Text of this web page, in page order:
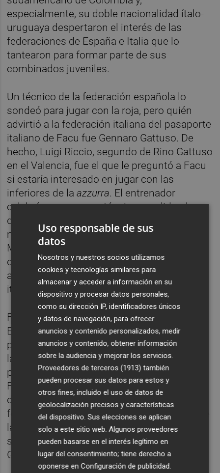
especialmente, su doble nacionalidad ítalo-
uruguaya despertaron el interés de las
federaciones de España e Italia que lo
tantearon para formar parte de sus
combinados juveniles.
Un técnico de la federación española lo
sondeó para jugar con la roja, pero quién
advirtió a la federación italiana del pasaporte
italiano de Facu fue Gennaro Gattuso. De
hecho, Luigi Riccio, segundo de Rino Gattuso
en el Valencia, fue el que le preguntó a Facu
si estaría interesado en jugar con las
inferiores de laazzurra. El entrenador
calabrés y su cuerpo técnico condideraban
que Facu todavía no estaba listo para jugar
minutos de calidad en el primer equipo de
Mestalla, pero, en cambio, advirtieron en el
defensor el potencial suficiente como para
aconsejar su incorporación a la federación
italiana.
Facu se mantuvo firme y, pese a que llegó a
España a los tres años, eligió jugar en su
país de nacimiento, decisión que contentó a
la Federación uruguaya, que, extrañada,
preguntó a la familia del jugador porqué
Facu no había aparecido en el primer equipo
del Valencia. Esa pregunta también se
formula en los mentideros de Paterna desde
la participación del defensor en el último
sudamericano sub-20. Cuentan que a
Gattuso le gustaba y que a Baraja también.
Uso responsable de sus
datos
Nosotros y nuestros socios utilizamos
cookies y tecnologías similares para
almacenar y acceder a información en su
dispositivo y procesar datos personales,
como su dirección IP, identificadores únicos
y datos de navegación, para ofrecer
anuncios y contenido personalizados, medir
anuncios y contenido, obtener información
sobre la audiencia y mejorar los servicios.
Proveedores de terceros (1913) también
pueden procesar sus datos para estos y
otros fines, incluido el uso de datos de
geolocalización precisos y características
del dispositivo. Sus elecciones se aplican
solo a este sitio web. Algunos proveedores
pueden basarse en el interés legítimo en
lugar del consentimiento; tiene derecho a
oponerse enConfiguración de publicidad